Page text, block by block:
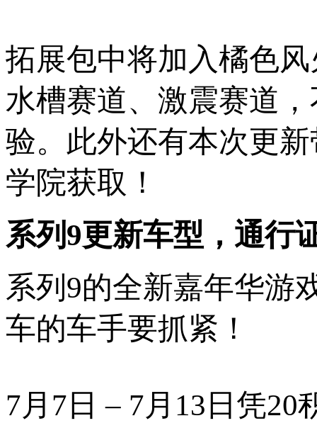
拓展包中将加入橘色
水槽赛道、激震赛道
验。此外还有本次更
学院获取！
系列9更新车型，通行
系列9的全新嘉年华游
车的车手要抓紧！
7月7日 – 7月13日凭